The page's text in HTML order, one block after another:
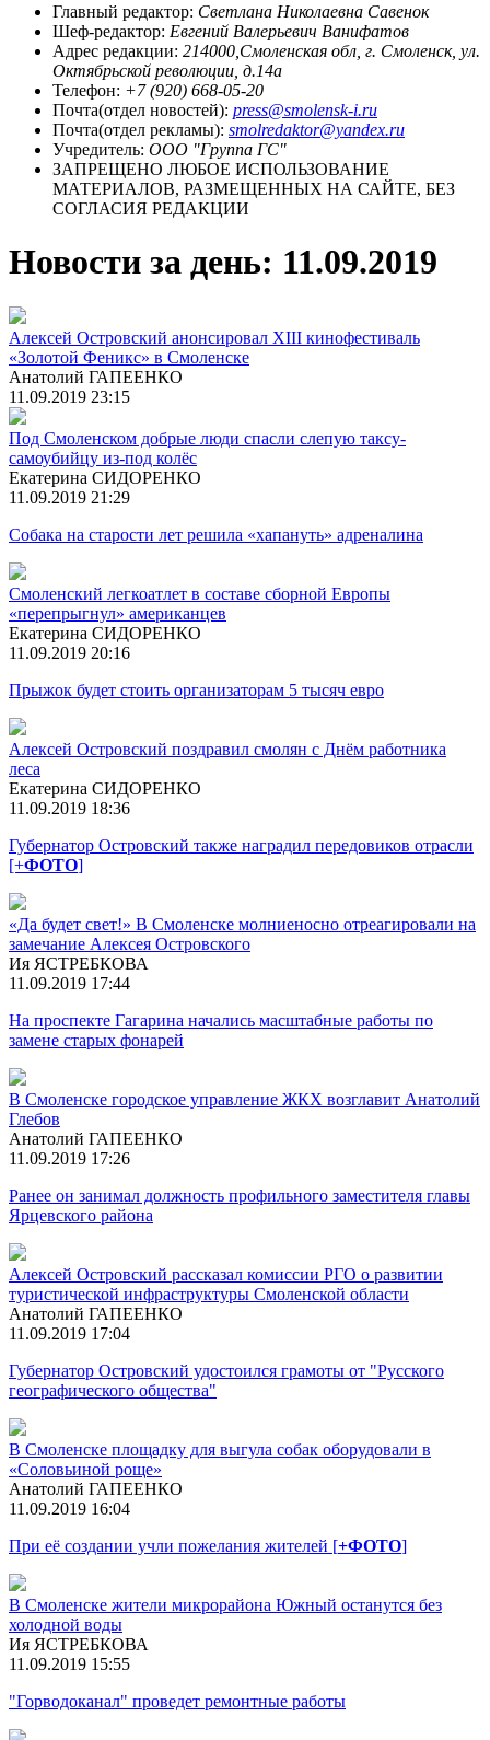
Главный редактор: Светлана Николаевна Савенок
Шеф-редактор: Евгений Валерьевич Ванифатов
Адрес редакции: 214000,Смоленская обл, г. Смоленск, ул.
Октябрьской революции, д.14а
Телефон: +7 (920) 668-05-20
Почта(отдел новостей): press@smolensk-i.ru
Почта(отдел рекламы): smolredaktor@yandex.ru
Учредитель: ООО "Группа ГС"
ЗАПРЕЩЕНО ЛЮБОЕ ИСПОЛЬЗОВАНИЕ
МАТЕРИАЛОВ, РАЗМЕЩЕННЫХ НА САЙТЕ, БЕЗ
СОГЛАСИЯ РЕДАКЦИИ
Новости за день: 11.09.2019
Алексей Островский анонсировал XIII кинофестиваль
«Золотой Феникс» в Смоленске
Анатолий ГАПЕЕНКО
11.09.2019 23:15
Под Смоленском добрые люди спасли слепую таксу-
самоубийцу из-под колёс
Екатерина СИДОРЕНКО
11.09.2019 21:29
Собака на старости лет решила «хапануть» адреналина
Смоленский легкоатлет в составе сборной Европы
«перепрыгнул» американцев
Екатерина СИДОРЕНКО
11.09.2019 20:16
Прыжок будет стоить организаторам 5 тысяч евро
Алексей Островский поздравил смолян с Днём работника
леса
Екатерина СИДОРЕНКО
11.09.2019 18:36
Губернатор Островский также наградил передовиков отрасли
[+ФОТО]
«Да будет свет!» В Смоленске молниеносно отреагировали на
замечание Алексея Островского
Ия ЯСТРЕБКОВА
11.09.2019 17:44
На проспекте Гагарина начались масштабные работы по
замене старых фонарей
В Смоленске городское управление ЖКХ возглавит Анатолий
Глебов
Анатолий ГАПЕЕНКО
11.09.2019 17:26
Ранее он занимал должность профильного заместителя главы
Ярцевского района
Алексей Островский рассказал комиссии РГО о развитии
туристической инфраструктуры Смоленской области
Анатолий ГАПЕЕНКО
11.09.2019 17:04
Губернатор Островский удостоился грамоты от "Русского
географического общества"
В Смоленске площадку для выгула собак оборудовали в
«Соловьиной роще»
Анатолий ГАПЕЕНКО
11.09.2019 16:04
При её создании учли пожелания жителей [+ФОТО]
В Смоленске жители микрорайона Южный останутся без
холодной воды
Ия ЯСТРЕБКОВА
11.09.2019 15:55
"Горводоканал" проведет ремонтные работы